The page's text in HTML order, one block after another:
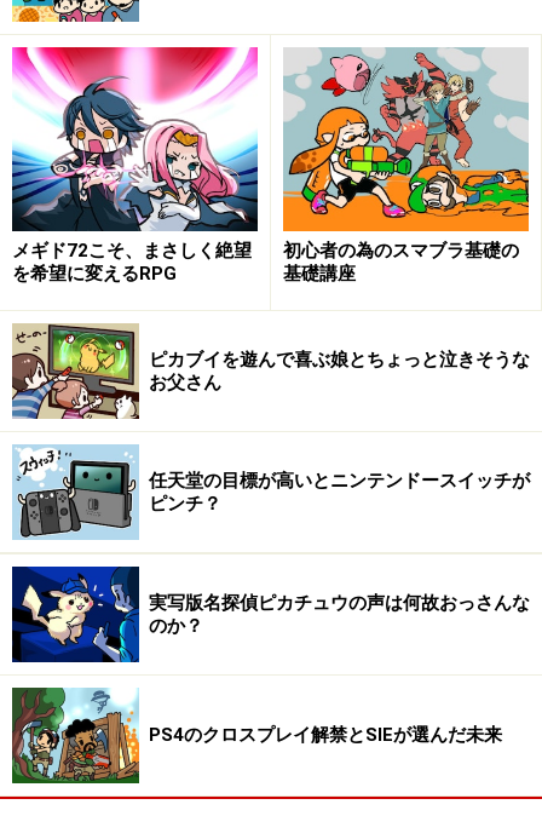
1年間で2,000万台という目標
年間2,000万台というのが、任天堂の目標です
任天堂が発表したニンテンドースイッチの今期目標2,000
万台がどういう数字であるのか、という話をまずは確認
目として年間目標を立てます。ニンテンドースイッチの
発売日が2017年3月3日、ここから約1年が経過し、2018
年3月末時点の世界累計が1,779万台でした。
この時点から2019年3月末までの年間販売目標を2,000万
台に設定しました。これに対して、2019年4月～9月末ま
での販売台数が、507万台。実はこの数字は、2018年同
時期と比較すると微増しているのですが、目標は2,000万
台なので、10月から3月末までで残りの1,500万台を販売
しなければいけません。任天堂は年末商戦に非常に強い
メーカーですので、ここから大きく伸ばしていくことが
予想できますが、それでも厳しいのではないか、という
ことでニンテンドースイッチがピンチだという報道が出
ることになります。
メギド72こそ、まさしく絶望
を希望に変えるRPG
初心者の為のスマブラ基礎の
基礎講座
ピカブイを遊んで喜ぶ娘とちょっと泣きそうな
お父さん
任天堂の目標が高いとニンテンドースイッチが
ピンチ？
実写版名探偵ピカチュウの声は何故おっさんな
のか？
PS4のクロスプレイ解禁とSIEが選んだ未来